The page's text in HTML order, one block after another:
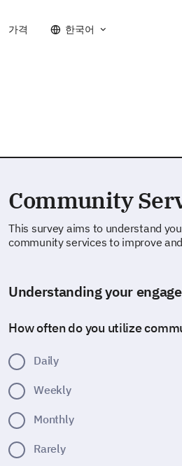
가격 한국어
Community
This survey aims to understand
community services to improve
Understanding your
How often do you utilize
Daily
Weekly
Monthly
Rarely